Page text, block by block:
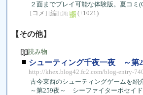
２面までプレイ可能な体験版。夏コミ
[コメ] [編] [消] (+1021)
【その他】
読み物
■ シューティング千夜一夜 ～
http://khex.blog42.fc2.com/blog-entry-
古今東西のシューティングゲームを紹
～第259夜～ シーファイターポセイ